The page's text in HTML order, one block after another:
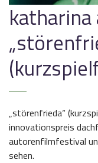
„störenfrieda“
innovationspreis
autorenfilmfestival
sehen.